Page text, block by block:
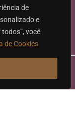
de
e
você
de Cookies